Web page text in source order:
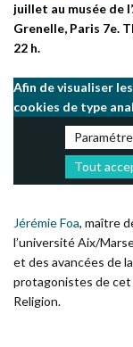
juillet au musée de
Grenelle, Paris 7e.
22 h.
Afin de visualiser
cookies de type
Tout
Jérémie Foa, maître
l’université Aix/
et des avancées de
protagonistes de
Religion.